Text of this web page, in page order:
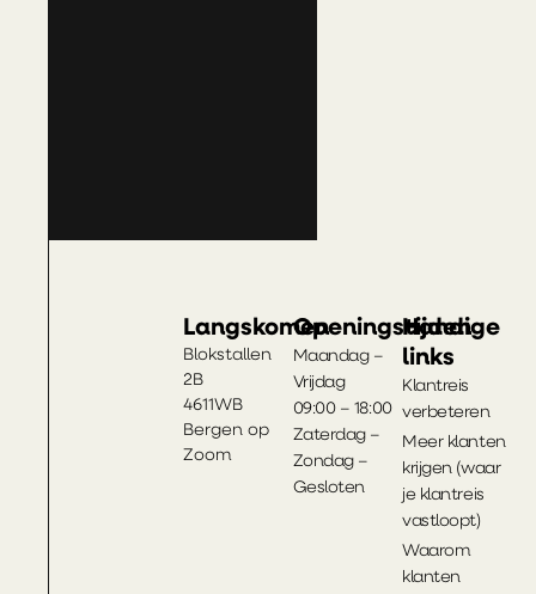
Langskomen
Blokstallen
2B
4611WB
Bergen op
Zoom
Openingstijden
Maandag –
Vrijdag
09:00 – 18:00
Zaterdag –
Zondag –
Gesloten
Handige
links
Klantreis
verbeteren
Meer klanten
krijgen (waar
je klantreis
vastloopt)
Waarom
klanten